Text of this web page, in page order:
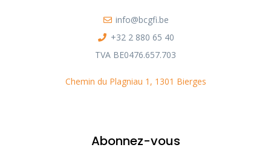
info@bcgfi.be
+32 2 880 65 40
TVA BE0476.657.703
Chemin du Plagniau 1, 1301 Bierges
Abonnez-vous